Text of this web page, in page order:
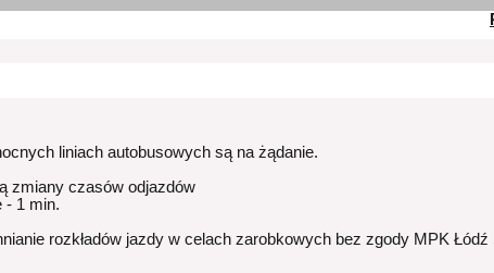
liniach autobusowych są na żądanie.
zmiany czasów odjazdów
- 1 min.
rozkładów jazdy w celach zarobkowych bez zgody MPK Łódź